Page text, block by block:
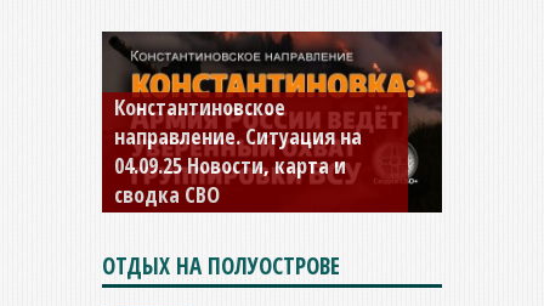
Константиновское
направление. Ситуация на
04.09.25 Новости, карта и
сводка СВО
ОТДЫХ НА ПОЛУОСТРОВЕ